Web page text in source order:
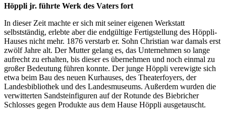
Höppli jr. führte Werk des Vaters fort
In dieser Zeit machte er sich mit seiner eigenen Werkstatt
selbstständig, erlebte aber die endgültige Fertigstellung des Höppli-
Hauses nicht mehr. 1876 verstarb er. Sohn Christian war damals erst
zwölf Jahre alt. Der Mutter gelang es, das Unternehmen so lange
aufrecht zu erhalten, bis dieser es übernehmen und noch einmal zu
großer Bedeutung führen konnte. Der junge Höppli verewigte sich
etwa beim Bau des neuen Kurhauses, des Theaterfoyers, der
Landesbibliothek und des Landesmuseums. Außerdem wurden die
verwitterten Sandsteinfiguren auf der Rotunde des Biebricher
Schlosses gegen Produkte aus dem Hause Höppli ausgetauscht.